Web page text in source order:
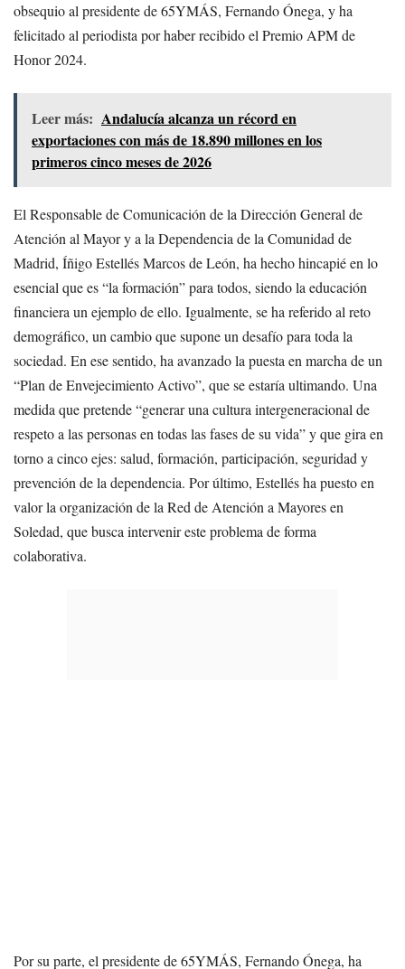
obsequio al presidente de 65YMÁS, Fernando Ónega, y ha
felicitado al periodista por haber recibido el Premio APM de
Honor 2024.
Leer más: Andalucía alcanza un récord en
exportaciones con más de 18.890 millones en los
primeros cinco meses de 2026
El Responsable de Comunicación de la Dirección General de
Atención al Mayor y a la Dependencia de la Comunidad de
Madrid, Íñigo Estellés Marcos de León, ha hecho hincapié en lo
esencial que es “la formación” para todos, siendo la educación
financiera un ejemplo de ello. Igualmente, se ha referido al reto
demográfico, un cambio que supone un desafío para toda la
sociedad. En ese sentido, ha avanzado la puesta en marcha de un
“Plan de Envejecimiento Activo”, que se estaría ultimando. Una
medida que pretende “generar una cultura intergeneracional de
respeto a las personas en todas las fases de su vida” y que gira en
torno a cinco ejes: salud, formación, participación, seguridad y
prevención de la dependencia. Por último, Estellés ha puesto en
valor la organización de la Red de Atención a Mayores en
Soledad, que busca intervenir este problema de forma
colaborativa.
Por su parte, el presidente de 65YMÁS, Fernando Ónega, ha